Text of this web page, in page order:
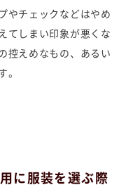
やチェックなどはやめ
てしまい印象が悪くな
控えめなもの、あるい
。
に服装を選ぶ際